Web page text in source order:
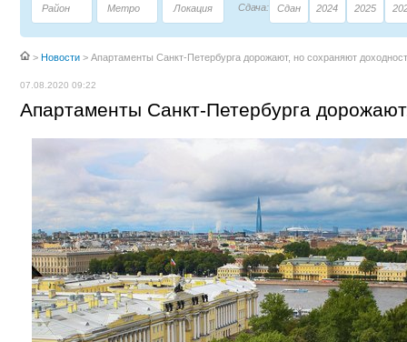
Район Метро Локация Сдача: Сдан 2024 2025
> Новости > Апартаменты Санкт-Петербурга дорожают, но сохраняют
07.08.2020 09:22
Апартаменты Санкт-Петербурга